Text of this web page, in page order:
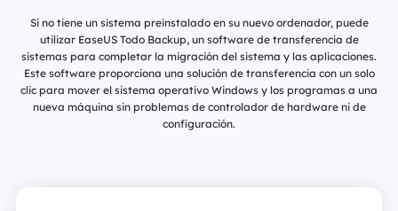
Si no tiene un sistema preinstalado en su nuevo ordenador, puede
utilizar EaseUS Todo Backup, un software de transferencia de
sistemas para completar la migración del sistema y las aplicaciones.
Este software proporciona una solución de transferencia con un solo
clic para mover el sistema operativo Windows y los programas a una
nueva máquina sin problemas de controlador de hardware ni de
configuración.